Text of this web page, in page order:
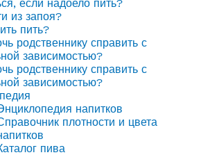
если надоело пить?
из запоя?
пить?
родственнику справить с
зависимостью?
родственнику справить с
зависимостью?
напитков
плотности и цвета
пива